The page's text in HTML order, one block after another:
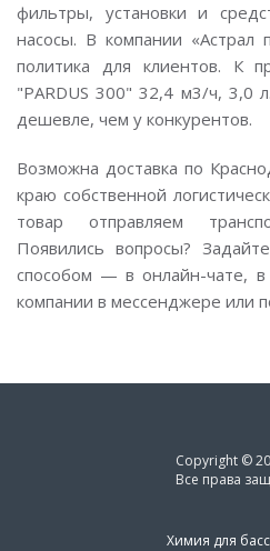
фильтры, установки и
насосы. В компании «Астрал
политика для клиентов. К
"PARDUS 300" 32,4 м3/ч, 3,0
дешевле, чем у конкурентов.
Возможна доставка по
краю собственной
товар отправляем
Появились вопросы?
способом — в онлайн-чате,
компании в мессенджере или
Copyright ©
Все права
Химия для